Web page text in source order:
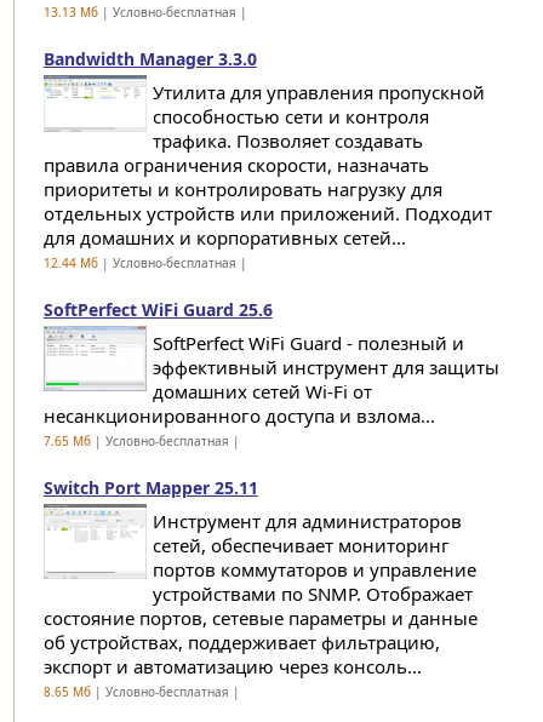
13.13 Мб| Условно-бесплатная |
Bandwidth Manager 3.3.0
Утилита для управления пропускной
способностью сети и контроля
трафика. Позволяет создавать
правила ограничения скорости, назначать
приоритеты и контролировать нагрузку для
отдельных устройств или приложений. Подходит
для домашних и корпоративных сетей...
12.44 Мб| Условно-бесплатная |
SoftPerfect WiFi Guard 25.6
SoftPerfect WiFi Guard - полезный и
эффективный инструмент для защиты
домашних сетей Wi-Fi от
несанкционированного доступа и взлома...
7.65 Мб| Условно-бесплатная |
Switch Port Mapper 25.11
Инструмент для администраторов
сетей, обеспечивает мониторинг
портов коммутаторов и управление
устройствами по SNMP. Отображает
состояние портов, сетевые параметры и данные
об устройствах, поддерживает фильтрацию,
экспорт и автоматизацию через консоль...
8.65 Мб| Условно-бесплатная |